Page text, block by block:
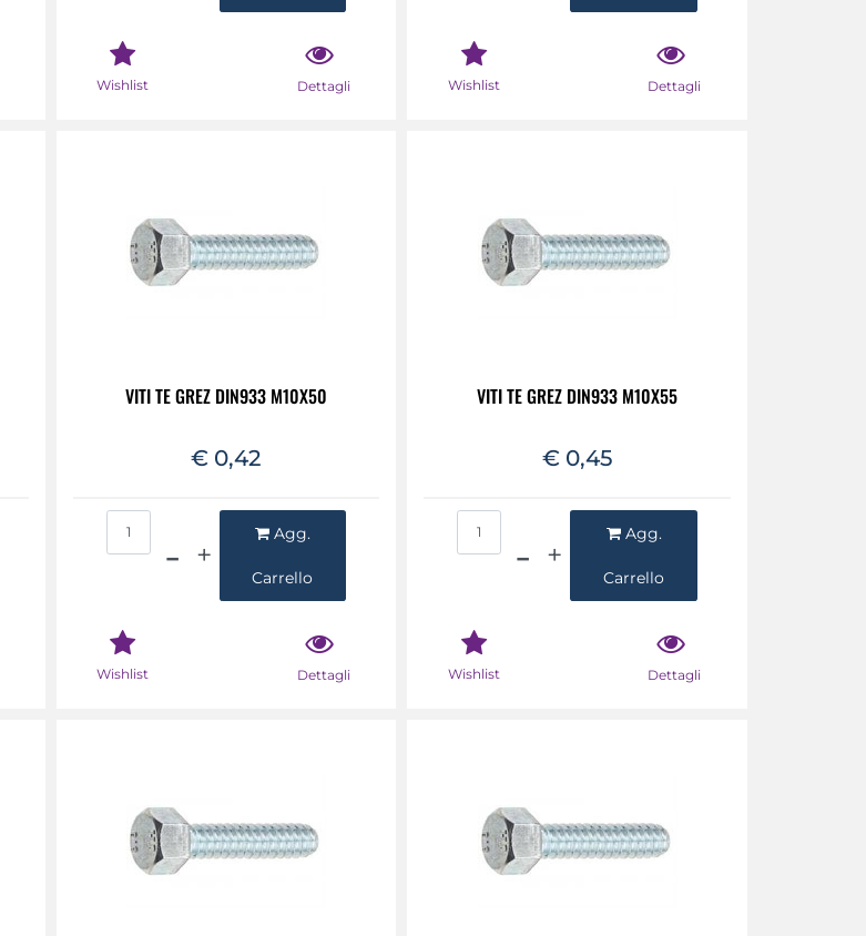
Wishlist Dettagli Wishlist Dettagli
VITI TE GREZ DIN933 M10X50
€ 0,42
Agg.
Carrello
Wishlist Dettagli
VITI TE GREZ DIN933 M10X55
€ 0,45
Agg.
Carrello
Wishlist Dettagli